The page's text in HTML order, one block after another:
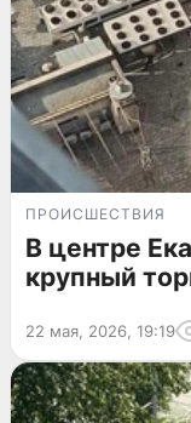
ПРОИСШЕСТВИЯ
В центре
крупный
22 мая, 2026, 19:19